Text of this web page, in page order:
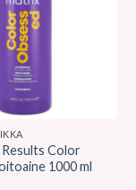
Color
1000 ml